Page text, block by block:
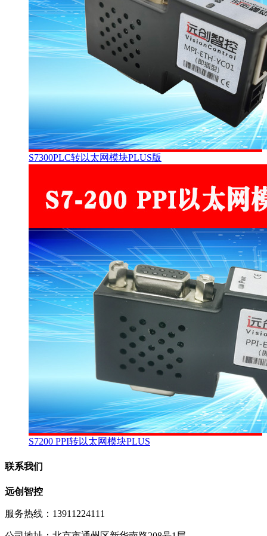
S7300PLC转以太网模块PLUS版
S7200 PPI转以太网模块PLUS
联系我们
远创智控
服务热线：13911224111